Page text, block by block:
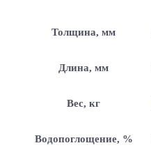
Толщина, мм
Длина, мм
Вес, кг
Водопоглощение, %